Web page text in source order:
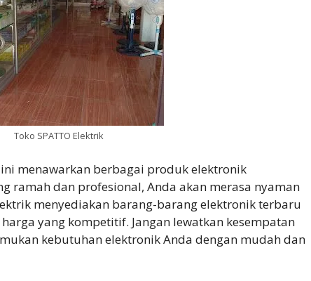
Toko SPATTO Elektrik
menawarkan berbagai produk elektronik
ramah dan profesional, Anda akan merasa nyaman
menyediakan barang-barang elektronik terbaru
yang kompetitif. Jangan lewatkan kesempatan
kebutuhan elektronik Anda dengan mudah dan